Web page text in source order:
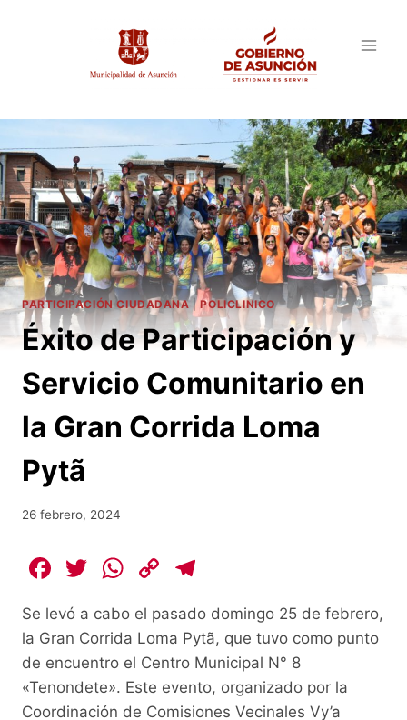
PARTICIPACIÓN CIUDADANA|POLICLINICO
Éxito de Participación y
Servicio Comunitario en
la Gran Corrida Loma
Pytã
26 febrero, 2024
F
c
e
b
o
T
itt
er
W
at
s
A
p
C
p
y
Li
n
e
gr
a
m
Se levó a cabo el pasado domingo 25 de febrero,
la Gran Corrida Loma Pytã, que tuvo como punto
de encuentro el Centro Municipal N° 8
«Tenondete». Este evento, organizado por la
Coordinación de Comisiones Vecinales Vy’a